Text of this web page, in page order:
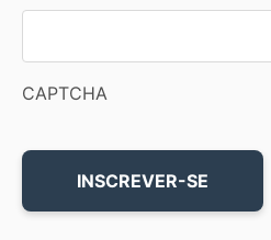
CAPTCHA